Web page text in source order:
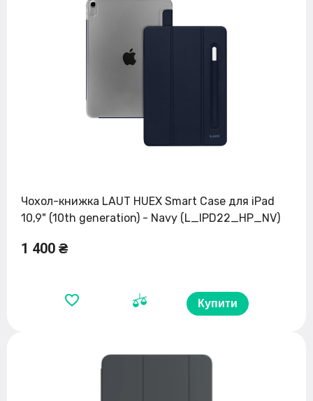
Чохол-книжка LAUT HUEX Smart Case для iPad
10,9" (10th generation) - Navy (L_IPD22_HP_NV)
1 400 ₴
Купити